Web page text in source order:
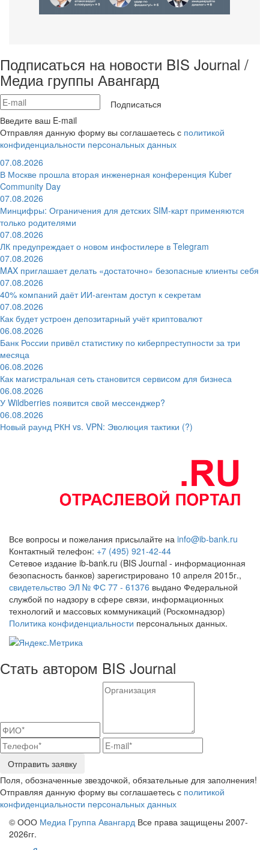
Подписаться на новости BIS Journal /
Медиа группы Авангард
Подписаться
Введите ваш E-mail
Отправляя данную форму вы соглашаетесь с политикой
конфиденциальности персональных данных
07.08.2026
В Москве прошла вторая инженерная конференция Kuber
Community Day
07.08.2026
Минцифры: Ограничения для детских SIM-карт применяются
только родителями
07.08.2026
ЛК предупреждает о новом инфостилере в Telegram
07.08.2026
MAX приглашает делать «достаточно» безопасные клиенты себя
07.08.2026
40% компаний даёт ИИ‑агентам доступ к секретам
07.08.2026
Как будет устроен депозитарный учёт криптовалют
06.08.2026
Банк России привёл статистику по киберпреступности за три
месяца
06.08.2026
Как магистральная сеть становится сервисом для бизнеса
06.08.2026
У Wildberries появится свой мессенджер?
06.08.2026
Новый раунд РКН vs. VPN: Эволюция тактики (?)
Все вопросы и пожелания присылайте на info@ib-bank.ru
Контактный телефон: +7 (495) 921-42-44
Сетевое издание ib-bank.ru (BIS Journal - информационная
безопасность банков) зарегистрировано 10 апреля 2015г.,
свидетельство ЭЛ № ФС 77 - 61376 выдано Федеральной
службой по надзору в сфере связи, информационных
технологий и массовых коммуникаций (Роскомнадзор)
Политика конфиденциальности персональных данных.
Стать автором BIS Journal
Отправить заявку
Поля, обозначенные звездочкой, обязательные для заполнения!
Отправляя данную форму вы соглашаетесь с политикой
конфиденциальности персональных данных
© ООО Медиа Группа Авангард Все права защищены 2007-
2026гг.